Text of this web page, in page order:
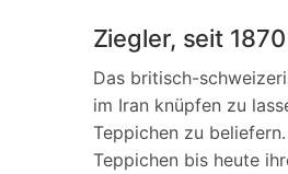
Ziegler, seit 1870
Das britisch-
im Iran knüpfen zu
Teppichen zu
Teppichen bis heute